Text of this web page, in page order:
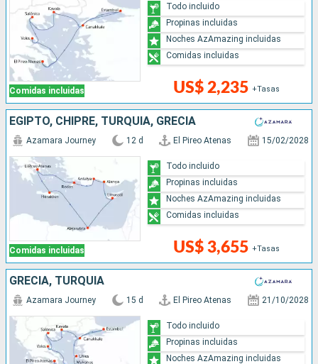
Comidas incluidas US$ 2,235 +Tasas
Todo incluido
Propinas incluidas
Noches AzAmazing incluidas
Comidas incluidas
EGIPTO, CHIPRE, TURQUÍA, GRECIA
Comidas incluidas
Azamara Journey 12 d El Pireo Atenas 15/02/2028
US$ 3,655 +Tasas
Todo incluido
Propinas incluidas
Noches AzAmazing incluidas
Comidas incluidas
GRECIA, TURQUÍA
Azamara Journey 15 d El Pireo Atenas 21/10/2028
Todo incluido
Propinas incluidas
Noches AzAmazing incluidas